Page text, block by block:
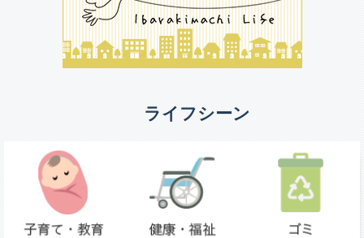
ライフシーン